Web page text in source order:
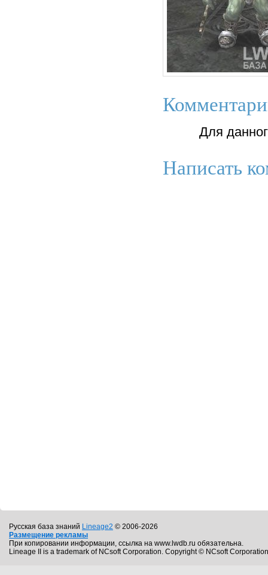
Для
Написать
Русская база знаний Lineage2 © 2006-2026
Размещение рекламы
При копировании информации, ссылка на www.lwdb.ru обязательна.
Lineage II is a trademark of NCsoft Corporation. Copyright © NCsoft